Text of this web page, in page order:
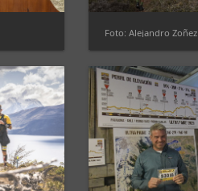
Foto: Alejandro Zoñez